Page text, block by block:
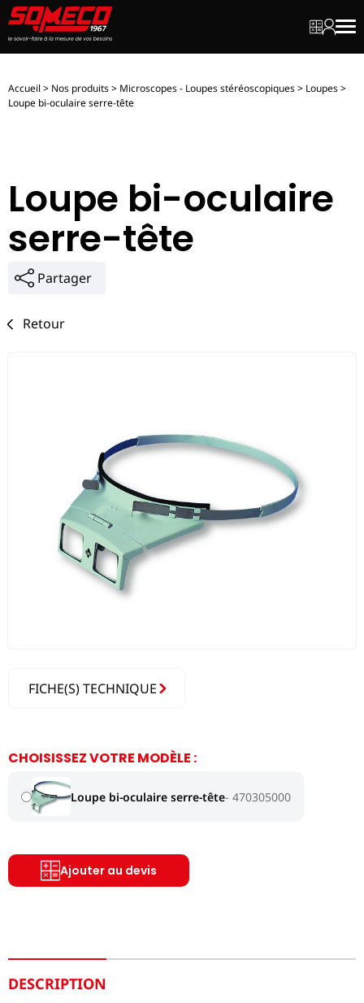
MonMon
Accueil > Nos produits> Microscopes - Loupes stéréoscopiques> Loupes>
Loupe bi-oculaire serre-tête
Loupe bi-oculaire
serre-tête
Partager
Retour
FICHE(S) TECHNIQUE
CHOISISSEZ VOTRE MODÈLE :
Loupe bi-oculaire serre-tête 470305000
Ajouter au devis
DESCRIPTION